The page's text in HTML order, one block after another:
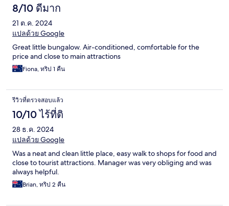
8/10 ดีมาก
21 ต.ค. 2024
แปลด้วย Google
Great little bungalow. Air-conditioned, comfortable for the
price and close to main attractions
Fiona, ทริป 1 คืน
รีวิวที่ตรวจสอบแล้ว
10/10 ไร้ที่ติ
28 ธ.ค. 2024
แปลด้วย Google
Was a neat and clean little place, easy walk to shops for food and
close to tourist attractions. Manager was very obliging and was
always helpful.
Brian, ทริป 2 คืน